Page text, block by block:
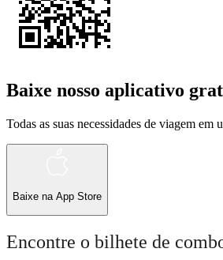
Baixe nosso aplicativo
Todas as suas necessidades de viagem em
Baixe na App Store
Encontre o bilhete de